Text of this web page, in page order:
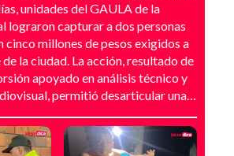
unidades del GAULA de la
lograron capturar a dos personas
cinco millones de pesos exigidos a
la ciudad. La acción, resultado de
apoyado en análisis técnico y
permitió desarticular una
de grupos armados y presión
comerciales. La